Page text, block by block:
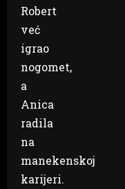
Robert
već
igrao
nogomet,
a
Anica
radila
na
manekenskoj
karijeri.